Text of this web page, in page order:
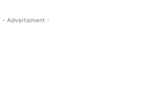
- Advertisment -